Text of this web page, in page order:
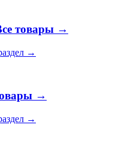
товары →
→
→
→